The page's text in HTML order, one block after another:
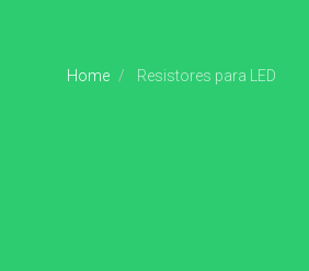
Home Resistores para LED